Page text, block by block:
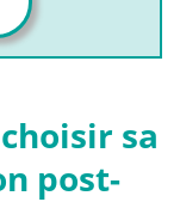
sa
post-